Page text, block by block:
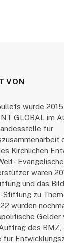
VON
wurde
GLOBAL im
für
Kirchlichen
-
waren
und das
Stiftung zu
wurden
Gelder
des BMZ,
für